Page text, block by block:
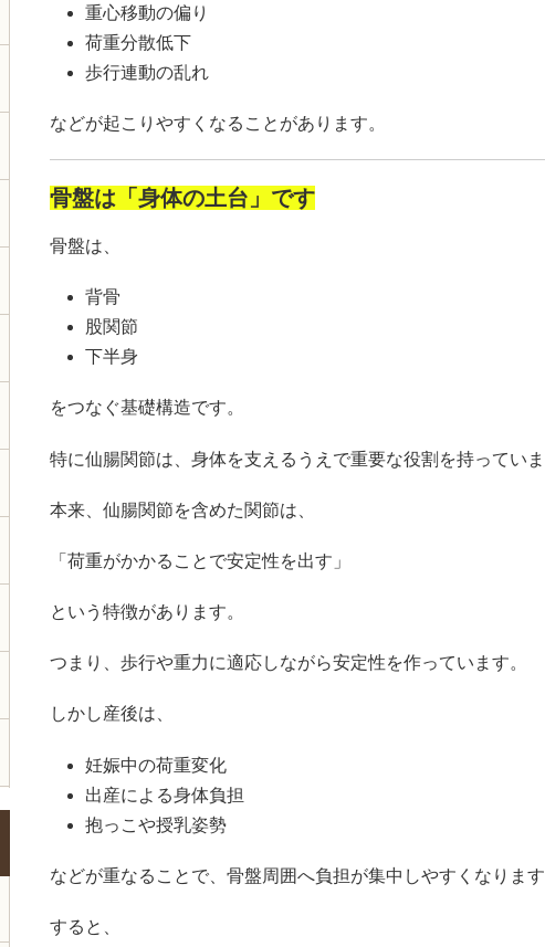
重心移動の偏り
荷重分散低下
歩行連動の乱れ
などが起こりやすくなることがあります。
骨盤は「身体の土台」です
骨盤は、
背骨
股関節
下半身
をつなぐ基礎構造です。
特に仙腸関節は、身体を支えるうえで重要な役割を持ってい
本来、仙腸関節を含めた関節は、
「荷重がかかることで安定性を出す」
という特徴があります。
つまり、歩行や重力に適応しながら安定性を作っています。
しかし産後は、
妊娠中の荷重変化
出産による身体負担
抱っこや授乳姿勢
などが重なることで、骨盤周囲へ負担が集中しやすくなりま
すると、